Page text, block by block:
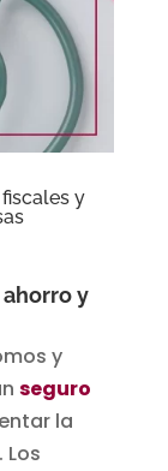
y
y
y
seguro
la
Los